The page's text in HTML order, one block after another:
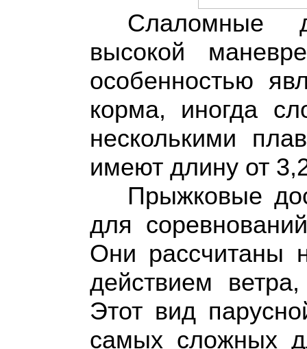
Слаломные
высокой
особенностью
корма, иногда
несколькими
имеют длину от
Прыжковые
для
Они рассчитаны
действием
Этот вид
самых сложных